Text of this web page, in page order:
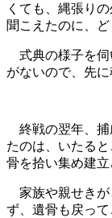
くても、縄張り
聞こえたのに、ど
式典の様子を伺
がないので、先
終戦の翌年、
たのは、いたる
骨を拾い集め建立
家族や親せきが
ず、遺骨も戻っ